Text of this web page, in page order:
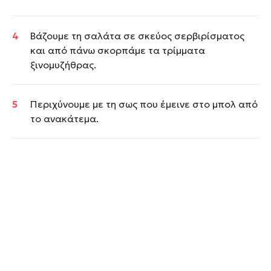
Βάζουμε τη σαλάτα σε σκεύος σερβιρίσματος
και από πάνω σκορπάμε τα τρίμματα
ξινομυζήθρας.
Περιχύνουμε με τη σως που έμεινε στο μπολ από
το ανακάτεμα.